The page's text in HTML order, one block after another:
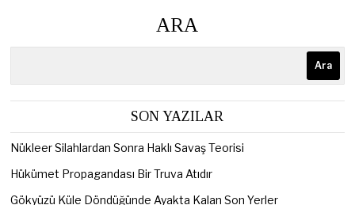
ARA
Ara
SON YAZILAR
Nükleer Silahlardan Sonra Haklı Savaş Teorisi
Hükümet Propagandası Bir Truva Atıdır
Gökyüzü Küle Döndüğünde Ayakta Kalan Son Yerler